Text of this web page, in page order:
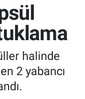
halinde
2 yabancı